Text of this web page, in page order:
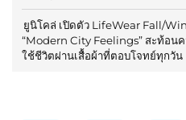
ยูนิโคล่ เปิดตัว LifeWear Fall/
“Modern City Feelings” สะท้อน
ใช้ชีวิตผ่านเสื้อผ้าที่ตอบโจทย์ทุกวัน